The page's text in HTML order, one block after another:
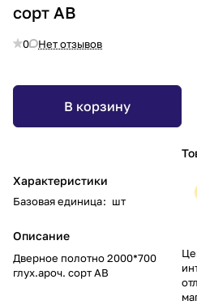
сорт АВ
0 Нет отзывов
В корзину
Характеристики
Базовая единица: шт
Описание
Дверное полотно 2000*700
глух.ароч. сорт АВ